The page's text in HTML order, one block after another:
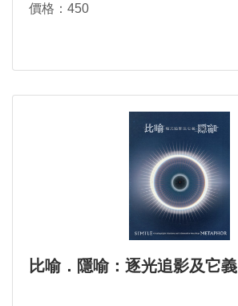
價格：450
比喻．隱喻：逐光追影及它義